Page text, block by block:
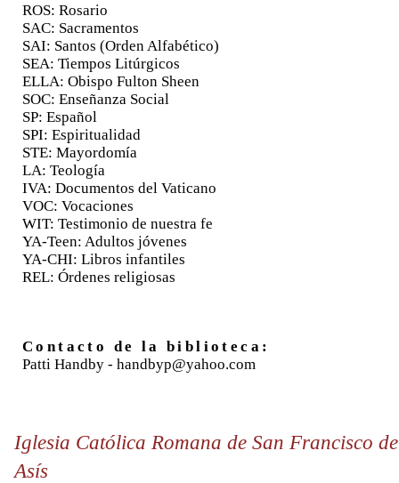
ROS: Rosario
SAC: Sacramentos
SAI: Santos (Orden Alfabético)
SEA: Tiempos Litúrgicos
ELLA: Obispo Fulton Sheen
SOC: Enseñanza Social
SP: Español
SPI: Espiritualidad
STE: Mayordomía
LA: Teología
IVA: Documentos del Vaticano
VOC: Vocaciones
WIT: Testimonio de nuestra fe
YA-Teen: Adultos jóvenes
YA-CHI: Libros infantiles
REL: Órdenes religiosas
Contacto de la biblioteca:
Patti Handby - handbyp@yahoo.com
Iglesia Católica Romana de San Francisco de
Asís